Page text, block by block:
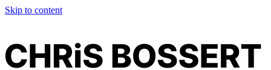
Skip to content